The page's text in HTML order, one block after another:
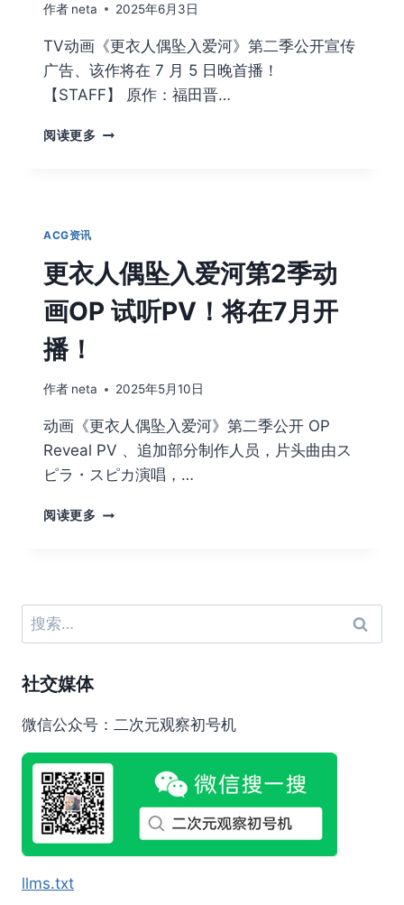
画
预
告
PV
公
作者 neta 2025年6月3日
TV动画《更衣人偶坠入爱河》第二季公开宣传
广告、该作将在 7 月 5 日晚首播！
【STAFF】 原作：福田晋…
阅读更多 更
河
第
2
传
告！
ACG资讯
更衣人偶坠入爱河第2季动
画OP 试听PV！将在7月开
播！
作者 neta 2025年5月10日
动画《更衣人偶坠入爱河》第二季公开 OP
Reveal PV 、追加部分制作人员，片头曲由ス
ピラ・スピカ演唱，…
阅读更多 更
入
河
动
OP
试
听
PV！
将
在
搜
索：
社交媒体
微信公众号：二次元观察初号机
llms.txt